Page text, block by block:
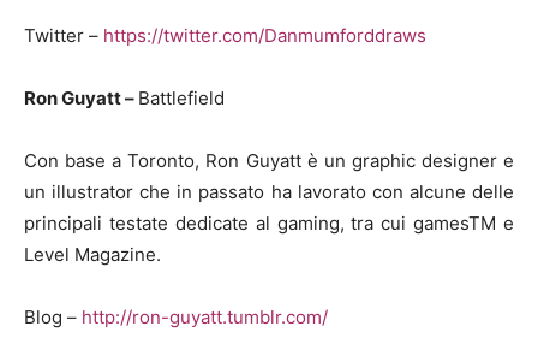
Twitter – https://twitter.com/Danmumforddraws
Ron Guyatt – Battlefield
Con base a Toronto, Ron Guyatt è un graphic designer e
un illustrator che in passato ha lavorato con alcune delle
principali testate dedicate al gaming, tra cui gamesTM e
Level Magazine.
Blog – http://ron-guyatt.tumblr.com/